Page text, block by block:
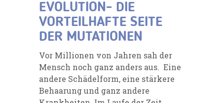
EVOLUTION- DIE
VORTEILHAFTE SEITE
DER MUTATIONEN
Vor Millionen von Jahren sah der
Mensch noch ganz anders aus. Eine
andere Schädelform, eine stärkere
Behaarung und ganz andere